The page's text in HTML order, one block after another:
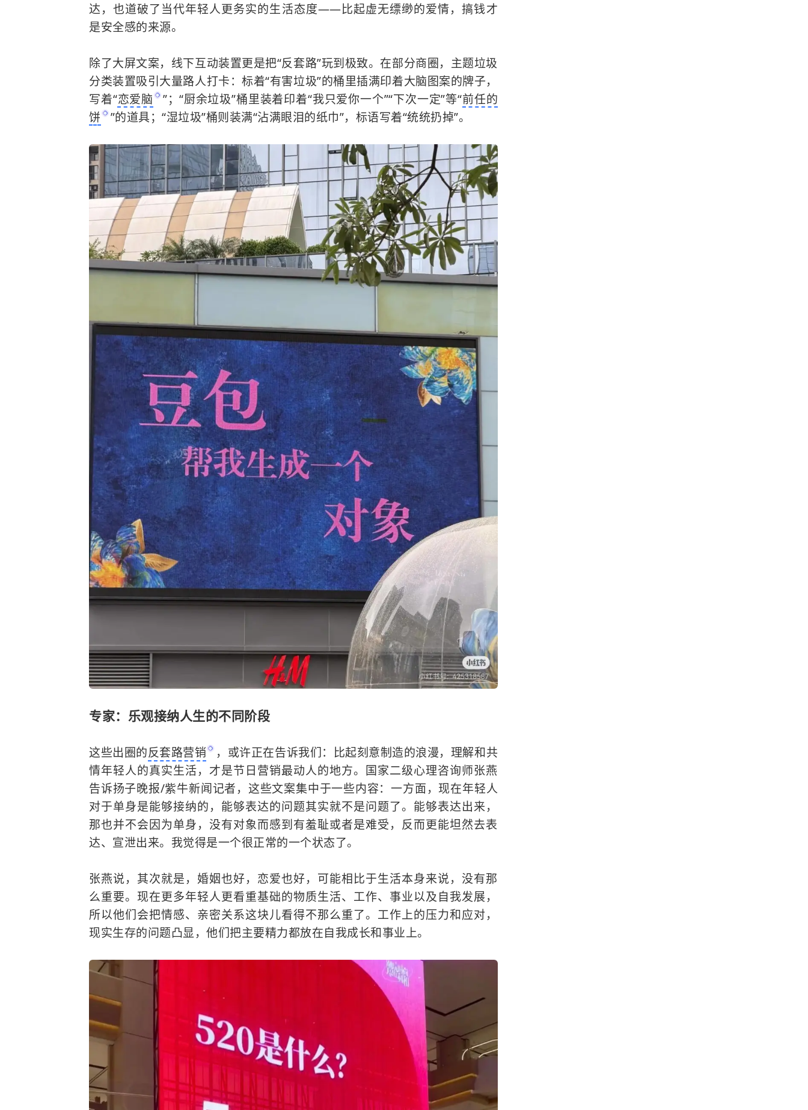
达，也道破了当代年轻人更务实的生活态度——比起虚无缥缈的爱情，搞钱才
是安全感的来源。
除了大屏文案，线下互动装置更是把“反套路”玩到极致。在部分商圈，主题垃圾
分类装置吸引大量路人打卡：标着“有害垃圾”的桶里插满印着大脑图案的牌子，
写着“恋爱脑 ”；“厨余垃圾”桶里装着印着“我只爱你一个”“下次一定”等“前任的
饼
”的道具；“湿垃圾”桶则装满“沾满眼泪的纸巾”，标语写着“统统扔掉”。
专家：乐观接纳人生的不同阶段
这些出圈的反套路营销
，或许正在告诉我们：比起刻意制造的浪漫，理解和共
情年轻人的真实生活，才是节日营销最动人的地方。国家二级心理咨询师张燕
告诉扬子晚报/紫牛新闻记者，这些文案集中于一些内容：一方面，现在年轻人
对于单身是能够接纳的，能够表达的问题其实就不是问题了。能够表达出来，
那也并不会因为单身，没有对象而感到有羞耻或者是难受，反而更能坦然去表
达、宣泄出来。我觉得是一个很正常的一个状态了。
张燕说，其次就是，婚姻也好，恋爱也好，可能相比于生活本身来说，没有那
么重要。现在更多年轻人更看重基础的物质生活、工作、事业以及自我发展，
所以他们会把情感、亲密关系这块儿看得不那么重了。工作上的压力和应对，
现实生存的问题凸显，他们把主要精力都放在自我成长和事业上。